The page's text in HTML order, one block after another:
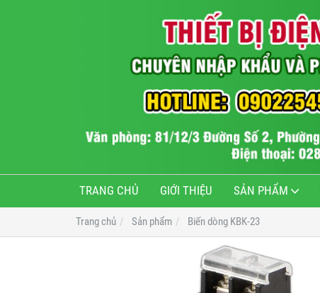
TRANG CHỦ GIỚI THIỆU SẢN PHẨM
Trang chủ Sản phẩm Biến dòng KBK-23